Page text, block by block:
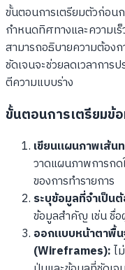
ขั้นตอนการเตรียมตัวก่อ
กำหนดทิศทางและความเ
สามารถอธิบายความต้องก
ชัดเจนจะช่วยลดเวลาการ
ตีความแบบร่าง
ขั้นตอนการเตรียมข้
เขียนแผนภาพเส้น
วาดแผนภาพการก
ของการทำรายการ
ระบุข้อมูลที่จำเป็น
ข้อมูลสำคัญ เช่น ชื่อ
ออกแบบหน้าตาพื้
(Wireframes):ไ